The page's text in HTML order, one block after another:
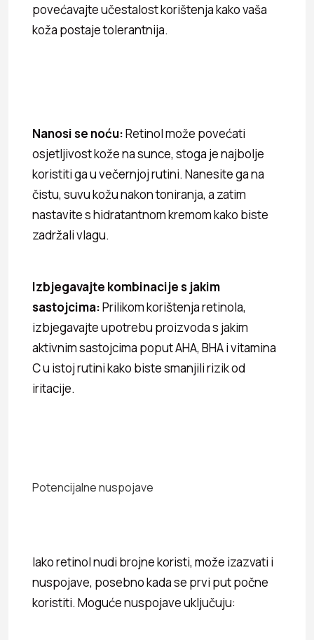
povećavajte učestalost korištenja kako vaša
koža postaje tolerantnija.
Nanosi se noću:Retinol može povećati
osjetljivost kože na sunce, stoga je najbolje
koristiti ga u večernjoj rutini. Nanesite ga na
čistu, suvu kožu nakon toniranja, a zatim
nastavite s hidratantnom kremom kako biste
zadržali vlagu.
Izbjegavajte kombinacije s jakim
sastojcima:Prilikom korištenja retinola,
izbjegavajte upotrebu proizvoda s jakim
aktivnim sastojcima poput AHA, BHA i vitamina
C u istoj rutini kako biste smanjili rizik od
iritacije.
Potencijalne nuspojave
Iako retinol nudi brojne koristi, može izazvati i
nuspojave, posebno kada se prvi put počne
koristiti. Moguće nuspojave uključuju: